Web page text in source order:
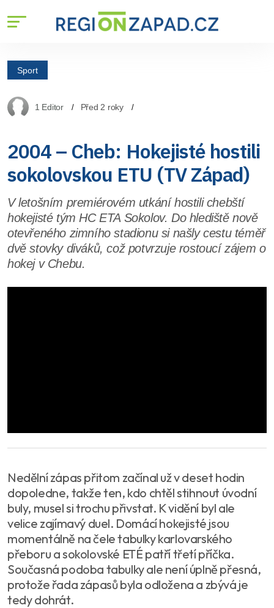
Sport
1 Editor Před 2 roky
2004 – Cheb: Hokejisté hostili
sokolovskou ETU (TV Západ)
V letošním premiérovém utkání hostili chebští
hokejisté tým HC ETA Sokolov. Do hlediště nově
otevřeného zimního stadionu si našly cestu téměř
dvě stovky diváků, což potvrzuje rostoucí zájem o
hokej v Chebu.
Nedělní zápas přitom začínal už v deset hodin
dopoledne, takže ten, kdo chtěl stihnout úvodní
buly, musel si trochu přivstat. K vidění byl ale
velice zajímavý duel. Domácí hokejisté jsou
momentálně na čele tabulky karlovarského
přeboru a sokolovské ETÉ patří třetí příčka.
Současná podoba tabulky ale není úplně přesná,
protože řada zápasů byla odložena a zbývá je
tedy dohrát.